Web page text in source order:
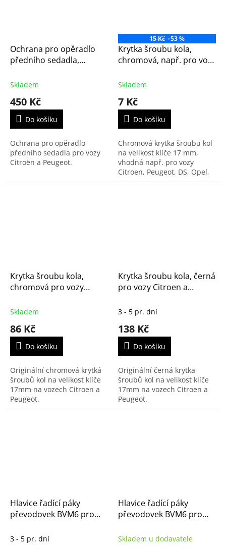
Ochrana pro opěradlo
předního sedadla,
(1676030480, sk1)
Skladem
450 Kč
Do košíku
Ochrana pro opěradlo
předního sedadla pro vozy
Citroën a Peugeot.
15 Kč –53 %
Krytka šroubu kola,
chromová, např. pro vozy
Fiat a Toyota
Skladem
7 Kč
Do košíku
Chromová krytka šroubů kol
na velikost klíče 17 mm,
vhodná např. pro vozy
Citroen, Peugeot, DS, Opel,
Fiat a Toyota.
Krytka šroubu kola,
chromová pro vozy
originál (1611818780)
Skladem
86 Kč
Do košíku
Originální chromová krytká
šroubů kol na velikost klíče
17mm na vozech Citroen a
Peugeot.
Krytka šroubu kola, černá
pro vozy Citroen a
(16074052XT)
3 - 5 pr. dní
138 Kč
Do košíku
Originální černá krytka
šroubů kol na velikost klíče
17mm na vozech Citroen a
Peugeot.
Hlavice řadící páky
převodovek BVM6 pro
(98193765ZD)
3 - 5 pr. dní
Hlavice řadící páky
převodovek BVM6 pro
(98118898ZD)
Skladem u dodavatele